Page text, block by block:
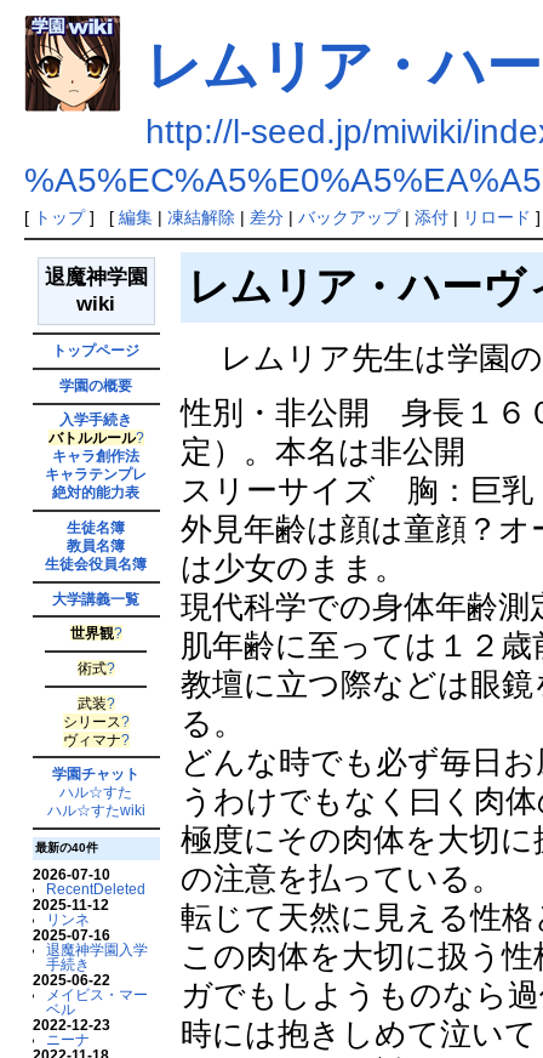
レムリア・ハ
http://l-seed.jp/miwiki/
[ トップ] [ 編集| 凍結解除 | 差分| バックアップ| 添付| リロード
退魔神学園
wiki
トップページ
学園の概要
入学手続き
バトルルール?
キャラ創作法
キャラテンプレ
絶対的能力表
生徒名簿
教員名簿
生徒会役員名簿
大学講義一覧
世界観?
術式?
武装?
シリース?
ヴィマナ?
学園チャット
ハル☆すた
ハル☆すたwiki
最新の40件
2026-07-10
RecentDeleted
2025-11-12
リンネ
2025-07-16
退魔神学園入学
手続き
2025-06-22
メイビス・マー
ベル
2022-12-23
ニーナ
2022-11-18
レムリア・ハー
レムリア先生は学園
性別・非公開 身長１６
定）。本名は非公開
スリーサイズ 胸：巨
外見年齢は顔は童顔？
は少女のまま。
現代科学での身体年齢
肌年齢に至っては１２
教壇に立つ際などは眼
る。
どんな時でも必ず毎日
うわけでもなく曰く肉
極度にその肉体を大切
の注意を払っている。
転じて天然に見える性
この肉体を大切に扱う
ガでもしようものなら
時には抱きしめて泣い